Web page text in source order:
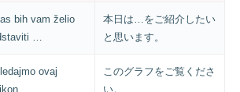
bih vam želio
…
本日は…をご紹介したい
と思います。
ovaj
このグラフをご覧くださ
い。